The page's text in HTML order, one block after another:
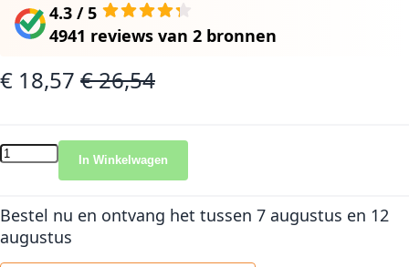
4.3 / 5
4941 reviews van 2 bronnen
Speciale prijs
€ 18,57 Normale prijs
€ 26,54
In Winkelwagen
Bestel nu en ontvang het tussen 7 augustus en 12
augustus